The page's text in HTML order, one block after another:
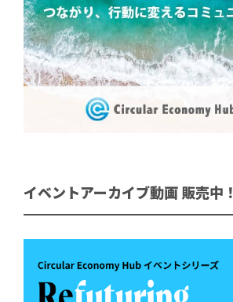
イベントアーカイブ動画 販売中！